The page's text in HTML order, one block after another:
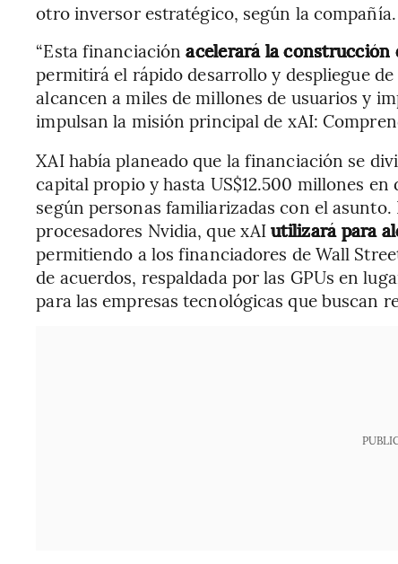
otro inversor estratégico, según la compañía.
“Esta financiación acelerará la
permitirá el rápido desarrollo y despliegue
alcancen a miles de millones de usuarios y
impulsan la misión principal de xAI:
XAI había planeado que la financiación se
capital propio y hasta US$12.500 millones
según personas familiarizadas con el
procesadores Nvidia, que xAIutilizará para
permitiendo a los financiadores de Wall
de acuerdos, respaldada por las GPUs en
para las empresas tecnológicas que buscan